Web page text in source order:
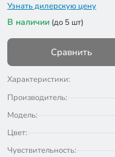
Узнать дилерскую цену
В наличии (до 5 шт)
Сравнить
Характеристики:
Производитель:
Модель:
Цвет:
Чувствительность: